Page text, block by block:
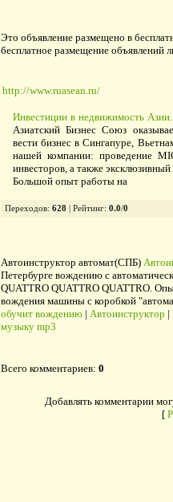
Это объявление размещено в
бесплатное размещение объявлений
http://www.ruasean.ru/
Инвестиции в недвижимость
Азиатский Бизнес Союз
вести бизнес в Сингапуре,
нашей компании: проведение
инвесторов, а также
Большой опыт работы на
Переходов: 628| Рейтинг: 0.0/0
Автоинструктор автомат(СПБ)
Петербурге вождению с
QUATTRO QUATTRO QUATTRO.
вождения машины с коробкой
обучит вождению| Автоинструктор |
музыку mp3
Всего комментариев: 0
Добавлять комментарии
[